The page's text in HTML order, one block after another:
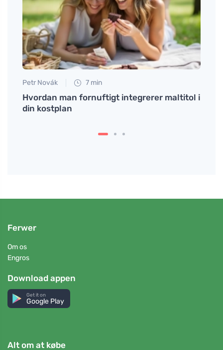
Petr Novák 7 min
Hvordan man fornuftigt integrerer maltitol i
din kostplan
Ferwer
Om os
Engros
Download appen
Get it on
Google Play
Alt om at købe